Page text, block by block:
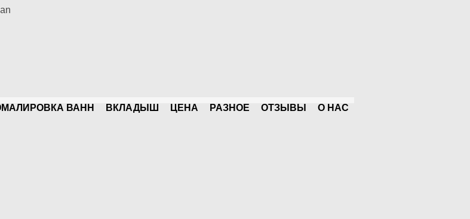
ВАНН ВКЛАДЫШ ЦЕНA РАЗНОЕ ОТЗЫВЫ О НАС